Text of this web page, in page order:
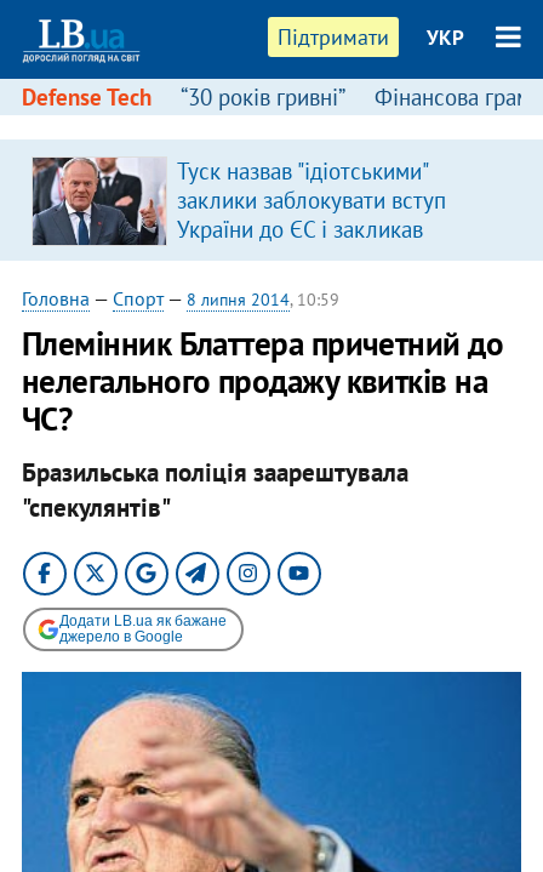
Підтримати УКР
Defense Tech “30 років гривні” Фінансова
Туск назвав "ідіотськими"
заклики заблокувати вступ
України до ЄС і закликав
припинити антиукраїнську
риторику
Головна — Спорт— 8 липня 2014, 10:59
Племінник Блаттера причетний до
нелегального продажу квитків на
ЧС?
Бразильська поліція заарештувала
"спекулянтів"
Додати LB.ua як бажане
джерело в Google